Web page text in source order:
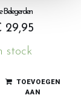
Belegerden
29,95
stock
TOEVOEGEN
AAN